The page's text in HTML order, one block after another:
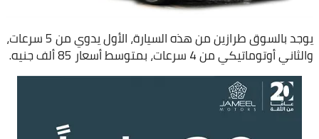
يوجد بالسوق طرازين من هذه السيارة، الأول يدوي من 5 سرعات،
والثاني أوتوماتيكي من 4 سرعات، بمتوسط أسعار 85 ألف جنيه.